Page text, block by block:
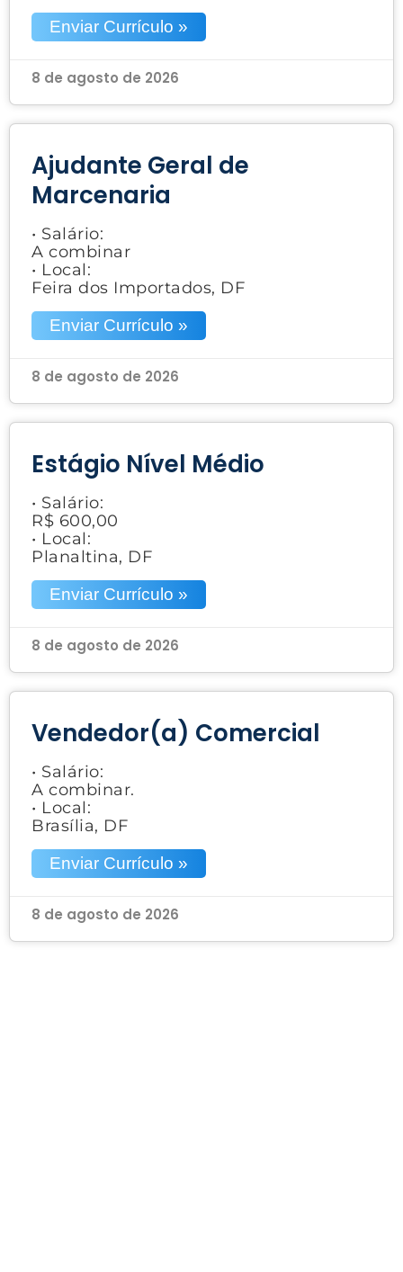
Enviar Currículo »
8 de agosto de 2026
Ajudante Geral de
Marcenaria
• Salário:
A combinar
• Local:
Feira dos Importados, DF
Enviar Currículo »
8 de agosto de 2026
Estágio Nível Médio
• Salário:
R$ 600,00
• Local:
Planaltina, DF
Enviar Currículo »
8 de agosto de 2026
Vendedor(a) Comercial
• Salário:
A combinar.
• Local:
Brasília, DF
Enviar Currículo »
8 de agosto de 2026